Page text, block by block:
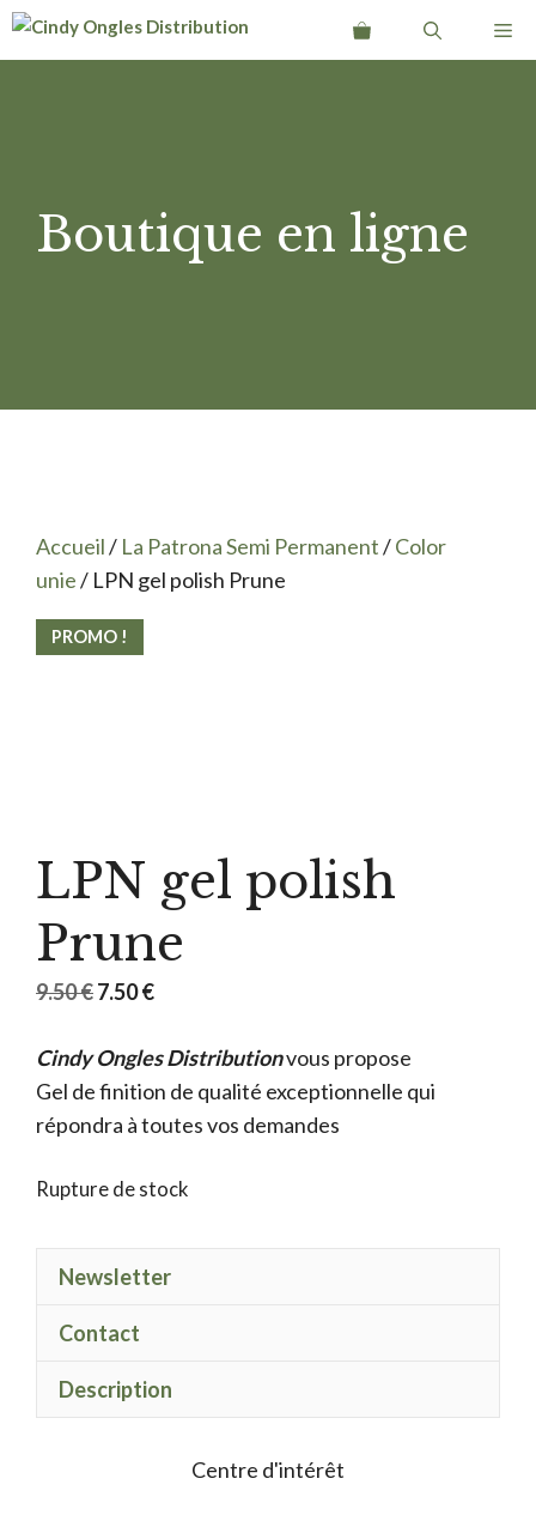
Aller
Boutique en ligne
Accueil/ La Patrona Semi Permanent/Color
unie/ LPN gel polish Prune
PROMO !
LPN gel polish
Prune
9.50€Le
initial
était :
9.50 €.
7.50€Le
actuel
est :
7.50 €.
Cindy Ongles Distributionvous propose
Gel de finition de qualité exceptionnelle qui
répondra à toutes vos demandes
Rupture de stock
Newsletter
Contact
Description
Centre d'intérêt